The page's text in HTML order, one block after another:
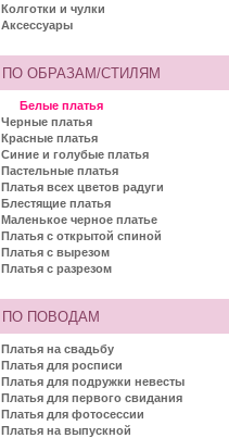
Колготки и чулки
Аксессуары
ПО ОБРАЗАМ/СТИЛЯМ
Белые платья
Черные платья
Красные платья
Синие и голубые платья
Пастельные платья
Платья всех цветов радуги
Блестящие платья
Маленькое черное платье
Платья с открытой спиной
Платья с вырезом
Платья с разрезом
ПО ПОВОДАМ
Платья на свадьбу
Платья для росписи
Платья для подружки невесты
Платья для первого свидания
Платья для фотосессии
Платья на выпускной